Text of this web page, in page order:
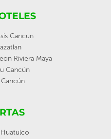
Cancun
Riviera Maya
Cancún
Cancún